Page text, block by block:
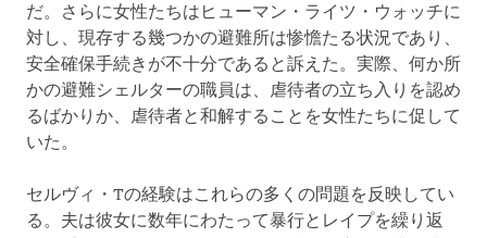
だ。さらに女性たちはヒューマン・ライツ・ウォッチに
対し、現存する幾つかの避難所は惨憺たる状況であり、
安全確保手続きが不十分であると訴えた。実際、何か所
かの避難シェルターの職員は、虐待者の立ち入りを認め
るばかりか、虐待者と和解することを女性たちに促して
いた。
セルヴィ・Tの経験はこれらの多くの問題を反映してい
る。夫は彼女に数年にわたって暴行とレイプを繰り返